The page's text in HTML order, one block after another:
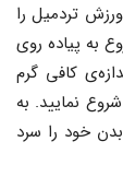
تردمیل را
به پیاده روی
کافی گرم
نمایید. به
خود را سرد